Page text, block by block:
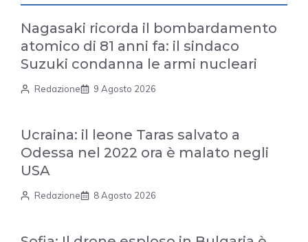
Nagasaki ricorda il bombardamento
atomico di 81 anni fa: il sindaco
Suzuki condanna le armi nucleari
Redazione 9 Agosto 2026
Ucraina: il leone Taras salvato a
Odessa nel 2022 ora è malato negli
USA
Redazione 8 Agosto 2026